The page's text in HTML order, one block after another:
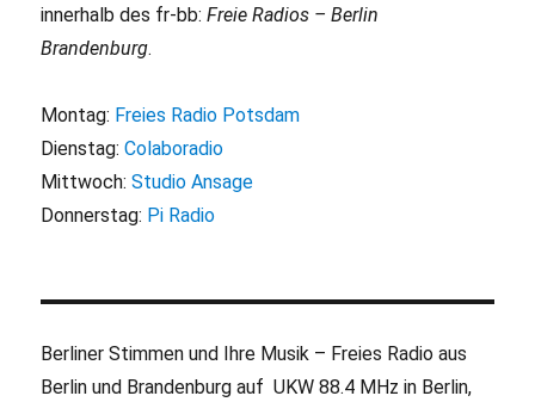
innerhalb des fr-bb:Freie Radios – Berlin
Brandenburg.
Montag: Freies Radio Potsdam
Dienstag:Colaboradio
Mittwoch:Studio Ansage
Donnerstag: Pi Radio
Berliner Stimmen und Ihre Musik – Freies Radio aus
Berlin und Brandenburg auf UKW 88.4 MHz in Berlin,